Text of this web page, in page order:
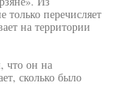
перечисляет
на территории
что он на
сколько было